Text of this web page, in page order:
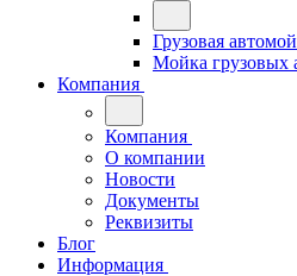
Грузовая
Мойка грузовых
Компания
Компания
О компании
Новости
Документы
Реквизиты
Блог
Информация